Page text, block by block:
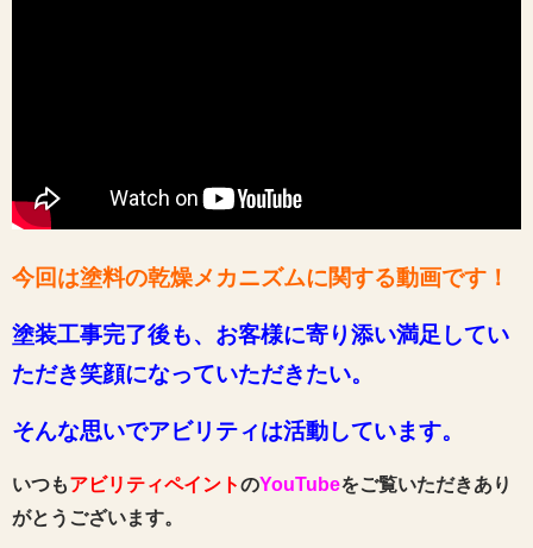
今回は塗料の乾燥メカニズムに関する動画です ！
塗装工事完了後も、お客様に寄り添い満足してい
ただき笑顔になっていただきたい。
そんな思いでアビリティは活動しています。
いつもアビリティペイントのYouTubeをご覧いただきあり
がとうございます。